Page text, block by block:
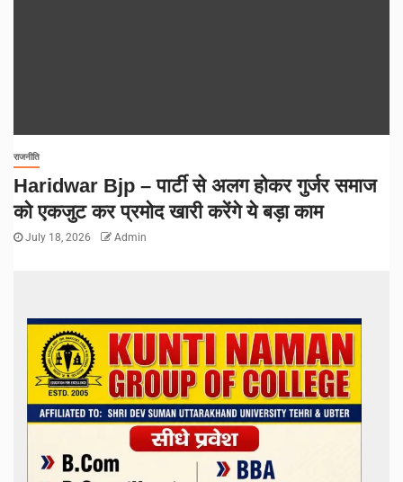
राजनीति
Haridwar Bjp – पार्टी से अलग होकर गुर्जर समाज
को एकजुट कर प्रमोद खारी करेंगे ये बड़ा काम
July 18, 2026 Admin